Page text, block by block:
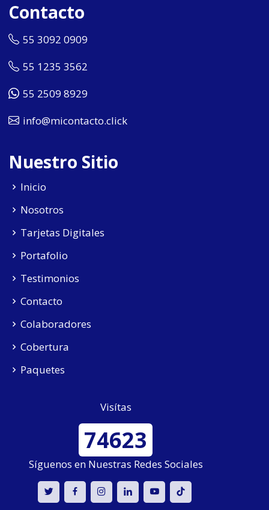
Contacto
55 3092 0909
55 1235 3562
55 2509 8929
info@micontacto.click
Nuestro Sitio
Inicio
Nosotros
Tarjetas Digitales
Portafolio
Testimonios
Contacto
Colaboradores
Cobertura
Paquetes
Visítas
74623
Síguenos en Nuestras Redes Sociales